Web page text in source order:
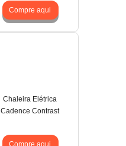
Compre aqui
Chaleira Elétrica
Cadence Contrast
Compre aqui